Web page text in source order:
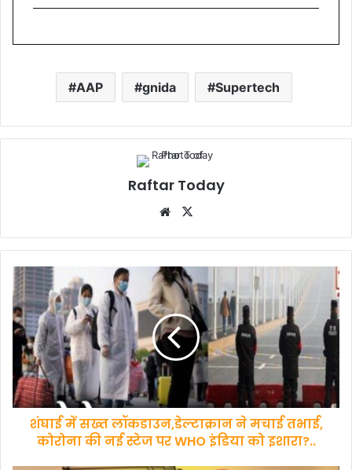
AAP gnida Supertech
Raftar Today
Website
शंघाई
में
सख्‍त
लॉकडाउन,डेल्टाक्रान
मचाई
तभाई,
कोरोना
की
शंघाई में सख्‍त लॉकडाउन,डेल्टाक्रान ने मचाई तभाई,
कोरोना की नई स्‍टेज पर WHO इंडिया को इशारा?..